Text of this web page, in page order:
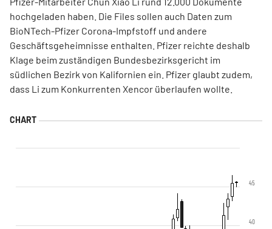
hochgeladen haben. Die Files sollen auch Daten zum
BioNTech-Pfizer Corona-Impfstoff und andere
Geschäftsgeheimnisse enthalten. Pfizer reichte deshalb
Klage beim zuständigen Bundesbezirksgericht im
südlichen Bezirk von Kalifornien ein. Pfizer glaubt zudem,
dass Li zum Konkurrenten Xencor überlaufen wollte.
40
45